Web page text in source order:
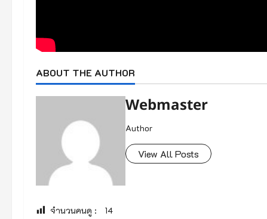
ABOUT THE AUTHOR
Webmaster
Author
View All Posts
จำนวนคนดู : 14